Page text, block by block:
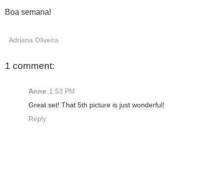
Boa semana!
Adriana Oliveira
1 comment:
Anne 1:53 PM
Great set! That 5th picture is just wonderful!
Reply